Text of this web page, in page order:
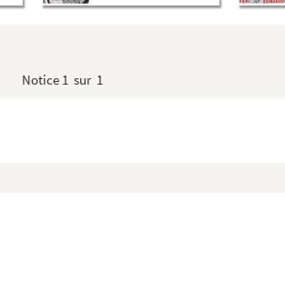
Notice 1 sur 1